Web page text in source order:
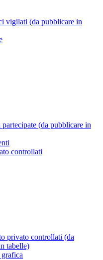
vigilati (da pubblicare in
partecipate (da pubblicare in
controllati
privato controllati (da
tabelle)